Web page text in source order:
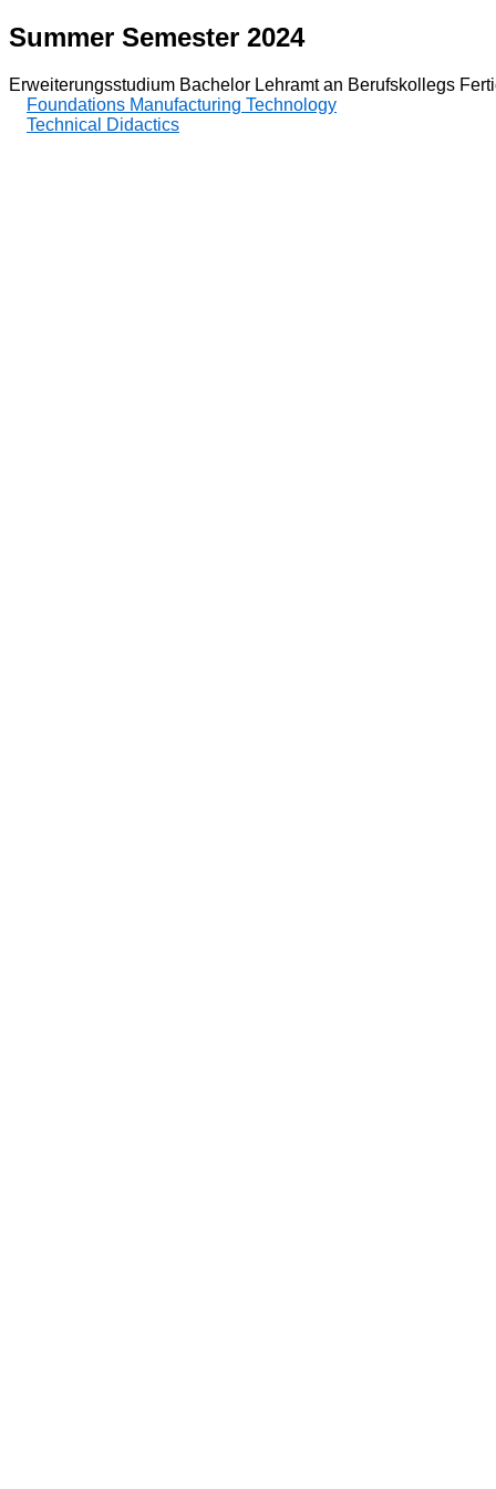
Summer Semester 2024
Erweiterungsstudium Bachelor Lehramt an Berufskollegs
Foundations Manufacturing Technology
Technical Didactics